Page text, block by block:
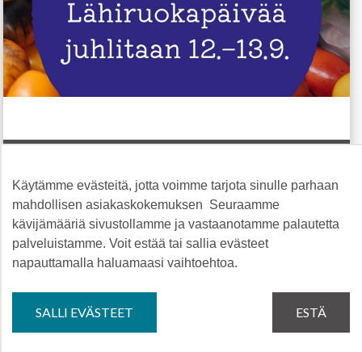
Inarin yrityspalvelut
04.08.2026
Elokuun yrittäjien uutiskirje on julkaistu. Uutiskirje
kokoaa yhteen tietoa ajankohtaisista tapahtumista,
tuleva...
Käytämme evästeitä, jotta voimme tarjota sinulle parhaan
mahdollisen asiakaskokemuksen Seuraamme
kävijämääriä sivustollamme ja vastaanotamme palautetta
palveluistamme. Voit estää tai sallia evästeet
napauttamalla haluamaasi vaihtoehtoa.
SALLI EVÄSTEET ESTÄ